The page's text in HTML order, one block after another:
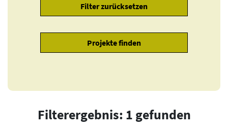
Filterergebnis: 1 gefunden